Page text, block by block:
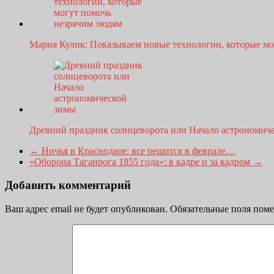
Мария Кулик: Показываем новые технологии, которые
Древний праздник солнцеворота или Начало
← Ничья в Краснодаре: все решится в феврале…
«Оборона Таганрога 1855 года»: в кадре и за кадром →
Добавить комментарий
Ваш адрес email не будет опубликован. Обязательные поля